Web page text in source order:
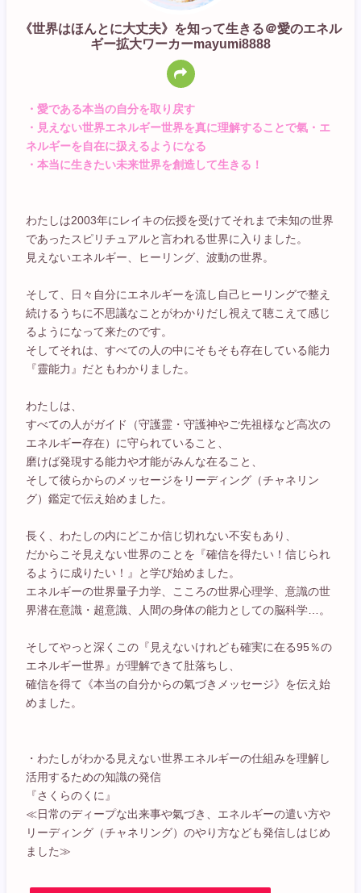
《世界はほんとに大丈夫》を知って生きる＠愛のエネル
ギー拡大ワーカーmayumi8888
・愛である本当の自分を取り戻す
・見えない世界エネルギー世界を真に理解することで氣・エ
ネルギーを自在に扱えるようになる
・本当に生きたい未来世界を創造して生きる！
わたしは2003年にレイキの伝授を受けてそれまで未知の世界
であったスピリチュアルと言われる世界に入りました。
見えないエネルギー、ヒーリング、波動の世界。
そして、日々自分にエネルギーを流し自己ヒーリングで整え
続けるうちに不思議なことがわかりだし視えて聴こえて感じ
るようになって来たのです。
そしてそれは、すべての人の中にそもそも存在している能力
『靈能力』だともわかりました。
わたしは、
すべての人がガイド（守護霊・守護神やご先祖様など高次の
エネルギー存在）に守られていること、
磨けば発現する能力や才能がみんな在ること、
そして彼らからのメッセージをリーディング（チャネリン
グ）鑑定で伝え始めました。
長く、わたしの内にどこか信じ切れない不安もあり、
だからこそ見えない世界のことを『確信を得たい！信じられ
るように成りたい！』と学び始めました。
エネルギーの世界量子力学、こころの世界心理学、意識の世
界潜在意識・超意識、人間の身体の能力としての脳科学…。
そしてやっと深くこの『見えないけれども確実に在る95％の
エネルギー世界』が理解できて肚落ちし、
確信を得て《本当の自分からの氣づきメッセージ》を伝え始
めました。
・わたしがわかる見えない世界エネルギーの仕組みを理解し
活用するための知識の発信
『さくらのくに』
≪日常のディープな出来事や氣づき、エネルギーの遣い方や
リーディング（チャネリング）のやり方なども発信しはじめ
ました≫